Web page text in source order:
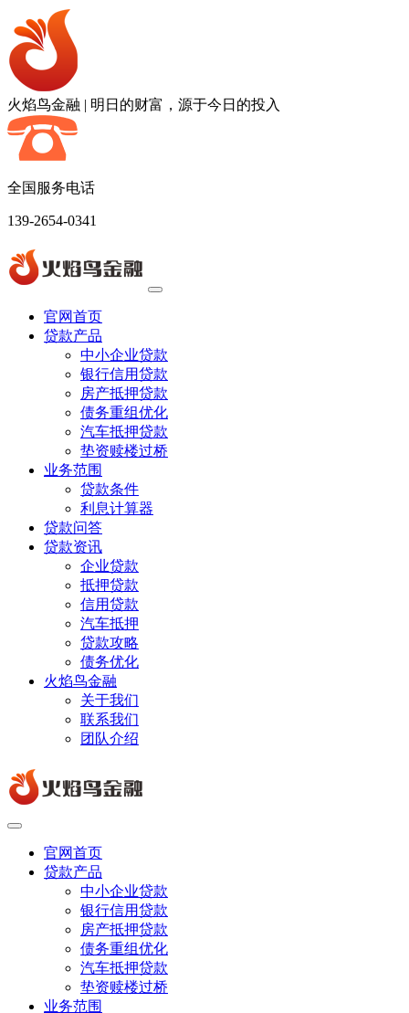
火焰鸟金融 | 明日的财富，源于今日的投入
全国服务电话
139-2654-0341
官网首页
贷款产品
中小企业贷款
银行信用贷款
房产抵押贷款
债务重组优化
汽车抵押贷款
垫资赎楼过桥
业务范围
贷款条件
利息计算器
贷款问答
贷款资讯
企业贷款
抵押贷款
信用贷款
汽车抵押
贷款攻略
债务优化
火焰鸟金融
关于我们
联系我们
团队介绍
官网首页
贷款产品
中小企业贷款
银行信用贷款
房产抵押贷款
债务重组优化
汽车抵押贷款
垫资赎楼过桥
业务范围